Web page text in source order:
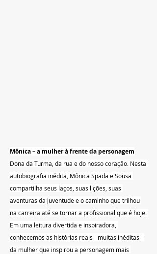
Mônica – a mulher à frente da personagem
Dona da Turma, da rua e do nosso coração. Nesta
autobiografia inédita, Mônica Spada e Sousa
compartilha seus laços, suas lições, suas
aventuras da juventude e o caminho que trilhou
na carreira até se tornar a profissional que é hoje.
Em uma leitura divertida e inspiradora,
conhecemos as histórias reais - muitas inéditas -
da mulher que inspirou a personagem mais